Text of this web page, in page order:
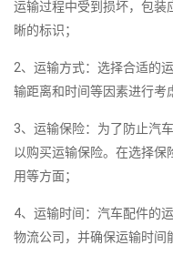
运输过程中受到损坏，包装
晰的标识；
2、运输方式：选择合适的
输距离和时间等因素进行考
3、运输保险：为了防止汽
以购买运输保险。在选择
用等方面；
4、运输时间：汽车配件的
物流公司，并确保运输时间